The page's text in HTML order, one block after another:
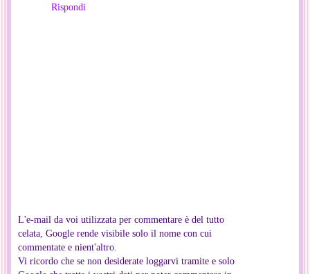
Rispondi
L'e-mail da voi utilizzata per commentare è del tutto
celata, Google rende visibile solo il nome con cui
commentate e nient'altro.
Vi ricordo che se non desiderate loggarvi tramite e solo